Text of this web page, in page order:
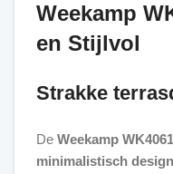
Weekamp
en Stijlvol
Strakke
De Weekamp
minimalistisch